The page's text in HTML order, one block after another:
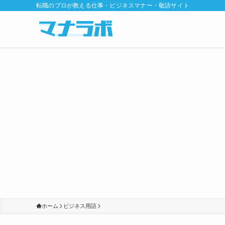
転職のプロが教える仕事・ビジネスマナー・敬語サイト
ホーム ビジネス用語